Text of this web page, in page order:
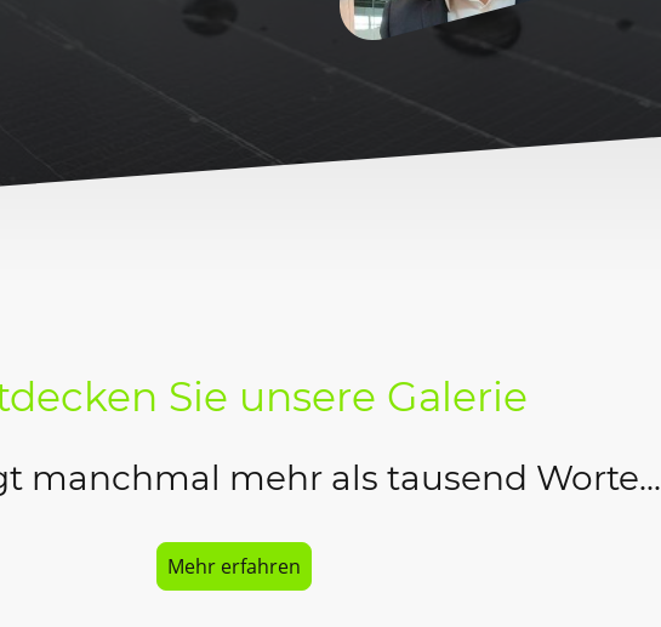
Sie unsere Galerie
manchmal mehr als tausend Worte...
Mehr erfahren